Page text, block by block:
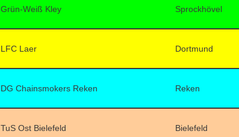
Grün-Weiß Kley Sprockhövel
LFC Laer Dortmund
DG Chainsmokers Reken Reken
TuS Ost Bielefeld Bielefeld